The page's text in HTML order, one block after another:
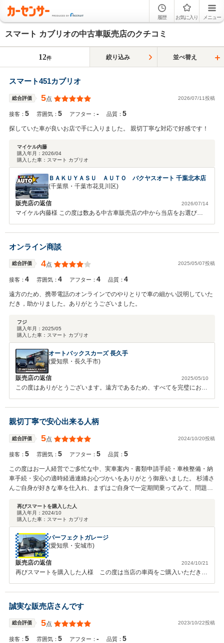
履歴 お気に入り メニュー
スマート カブリオの中古車販売店のクチコミ
12件 絞り込み 並べ替え
スマート451カブリオ
総合評価 5点 2026/07/11投稿
接客：5 雰囲気：5 アフター：- 品質：5
探していた車が良いお店で手に入りました。 親切丁寧な対応で好感です！
マイケル内藤
購入年月： 2026/04
購入した車： スマート カブリオ
ＢＡＫＵＹＡＳＵ ＡＵＴＯ バクヤスオート 千葉北本店
(千葉県・千葉市花見川区)
販売店の返信 2026/07/14
マイケル内藤様 この度は数ある中古車販売店の中から当店をお選びい
うございます。今後もお客様に安心して頂けるよう努めてまいります。
しくお願いいたします！
オンライン商談
総合評価 4点 2025/05/07投稿
接客：4 雰囲気：4 アフター：4 品質：4
遠方のため、携帯電話のオンラインでのやりとりで車の細かい説明していた
だき，助かりました。ありがとうございました。
フジ
購入年月： 2025/05
購入した車： スマート カブリオ
オートバックスカーズ 長久手
(愛知県・長久手市)
販売店の返信 2025/05/10
この度はありがとうございます。遠方であるため、すべてを完璧にお伝
えできていない点もあろうかと存じますが、この先もよろしくお願いし
ます。ありがとうございます。
親切丁寧で安心出来る人柄
総合評価 5点 2024/10/20投稿
接客：5 雰囲気：5 アフター：5 品質：5
この度はお一人経営でご多忙な中、実車案内・書類申請手続・車検整備・納
車手続・安心の適時経過連絡お心づかいをありがとう御座いました。 杉浦さ
んご自身が好きな車を仕入れ、まずはご自身で一定期間乗ってみて、問題無
なだけに本当に安心してお任せする事が出来ました。 おかげさまで納車後、
毎日この古い車に乗る口実をつくり、屋根を開けて風を感じながら新しいカ
ーライフの始まりを楽しめております。 今後とも宜しくお願い致します。
再びスマートを購入した人
購入年月： 2024/10
購入した車： スマート カブリオ
パーフェクトガレージ
(愛知県・安城市)
販売店の返信 2024/10/21
再びスマートを購入した人様 この度は当店の車両をご購入いただき誠
ら、当店を選んでいただき誠に感謝いたします。この度は当店の車両を
カーセンサーで見てご来店いただきました。以前もスマートフォツーク
ーペにお乗りだったとゆう事ですが、オープンカーは初めてで、当社の
ブラバス仕様にカスタムされたスマートカブリオレを大変気に入ってい
ただき再び購入検討しているとの事でした。奥様がメインでお乗りにな
るので最終は奥様の了解が必要との事でしたので車両の整備状況や私自
誠実な販売店さんです
総合評価 5点 2023/10/22投稿
接客：5 雰囲気：5 アフター：- 品質：5